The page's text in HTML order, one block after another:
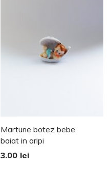
Marturie botez bebe
baiat in aripi
3.00 lei